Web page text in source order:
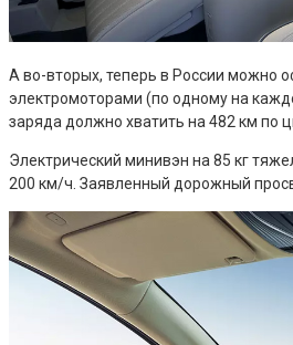
А во-вторых, теперь в России можно
электромоторами (по одному на
заряда должно хватить на 482 км по
Электрический минивэн на 85 кг
200 км/ч. Заявленный дорожный